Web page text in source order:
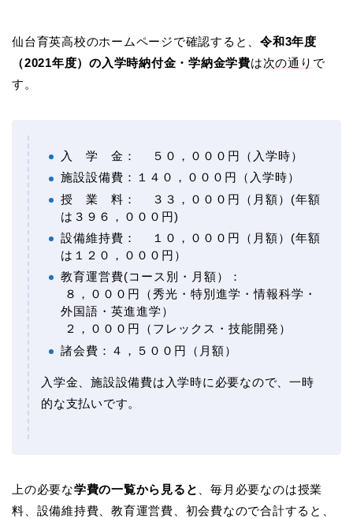
仙台育英高校のホームページで確認すると、令和3年度
（2021年度）の入学時納付金・学納金学費は次の通り で
す。
入 学 金： ５０，０００円（入学時）
施設設備費：１４０，０００円（入学時）
授 業 料： ３３，０００円（月額）(年額
は３９６，０００円)
設備維持費： １０，０００円（月額）(年額
は１２０，０００円）
教育運営費(コース別・月額）：
８，０００円（秀光・特別進学・情報科学・
外国語・英進進学）
２，０００円（フレックス・技能開発）
諸会費：４，５００円（月額）
入学金、施設設備費は入学時に必要なので、一時
的な支払いです。
上の必要な学費の一覧から見ると
、毎月必要なのは授業
料、設備維持費、教育運営費、初会費なので合計すると、